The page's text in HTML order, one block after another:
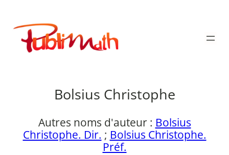
contenu
Publimath
Bolsius Christophe
Autres noms d'auteur : Bolsius
Christophe. Dir. ; Bolsius Christophe.
Préf.